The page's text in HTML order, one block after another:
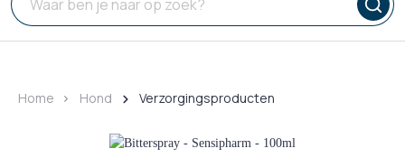
Home Hond Verzorgingsproducten